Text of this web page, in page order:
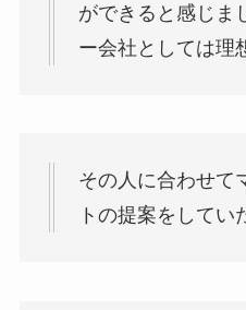
ができると感じま
ー会社としては理
その人に合わせて
トの提案をしてい